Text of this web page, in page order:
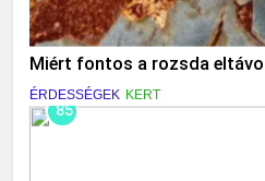
Miért fontos a rozsda
ÉRDESSÉGEK KERT
85